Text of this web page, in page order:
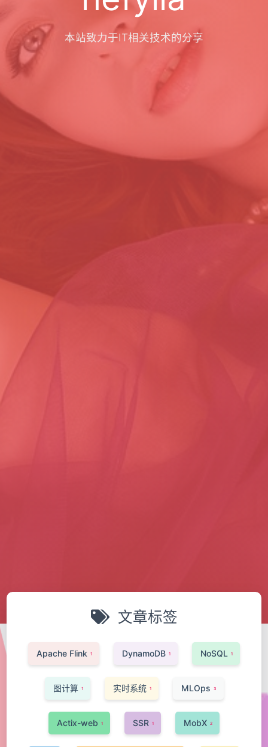
本站致力于IT相关技术的分享
文章标签
Apache Flink 1 DynamoDB 1 NoSQL 1
图计算 1 实时系统 1 MLOps 3
Actix-web 1 SSR 1 MobX 2